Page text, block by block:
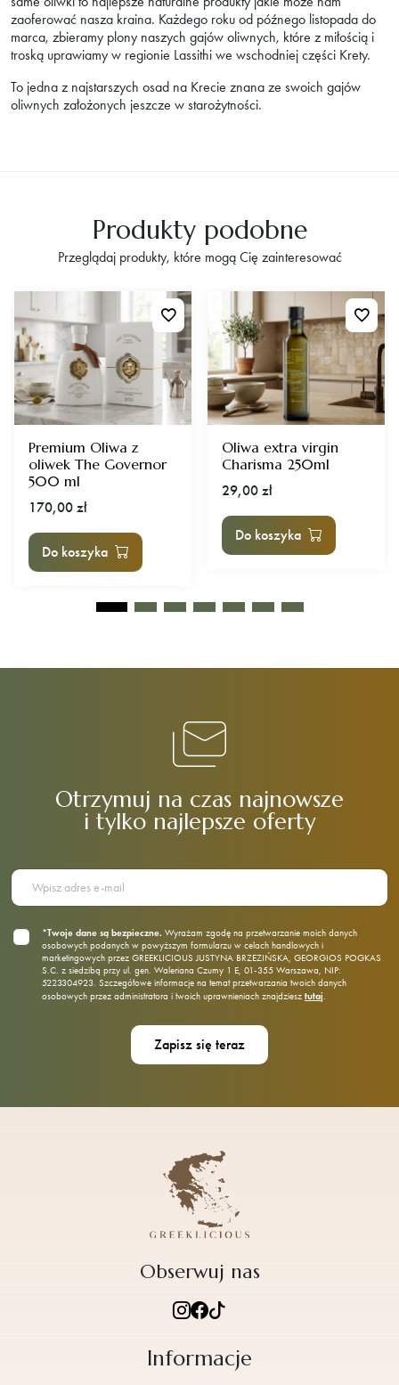
zaoferować nasza kraina. Każdego roku od późnego listopada do
marca, zbieramy plony naszych gajów oliwnych, które z miłością i
troską uprawiamy w regionie Lassithi we wschodniej części Krety.
To jedna z najstarszych osad na Krecie znana ze swoich gajów
oliwnych założonych jeszcze w starożytności.
Produkty podobne
Przeglądaj produkty, które mogą Cię zainteresować
Premium Oliwa z
oliwek The Governor
500 ml
170,00 zł
Do koszyka
Oliwa extra virgin
Charisma 250ml
29,00 zł
Do koszyka
Otrzymuj na czas najnowsze
i tylko najlepsze oferty
*Twoje dane są bezpieczne. Wyrażam zgodę na przetwarzanie moich danych
osobowych podanych w powyższym formularzu w celach handlowych i
marketingowych przez GREEKLICIOUS JUSTYNA BRZEZIŃSKA, GEORGIOS POGKAS
S.C. z siedzibą przy ul. gen. Waleriana Czumy 1 E, 01‑355 Warszawa, NIP:
5223304923. Szczegółowe informacje na temat przetwarzania twoich danych
osobowych przez administratora i twoich uprawnieniach znajdziesz tutaj.
Informacje
Obserwuj nas